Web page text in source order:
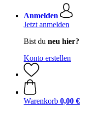
Anmelden
Jetzt anmelden
Bist du neu hier?
Konto erstellen
Warenkorb 0,00 €